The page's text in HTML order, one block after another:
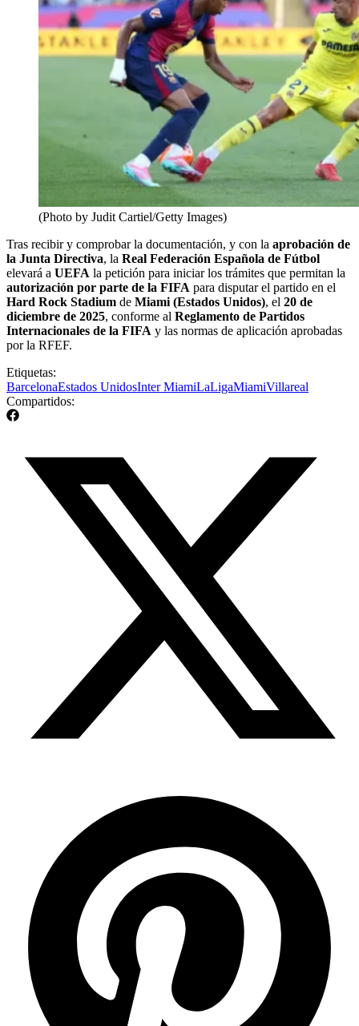
(Photo by Judit Cartiel/Getty Images)
Tras recibir y comprobar la documentación, y con la aprobación de
la Junta Directiva, la Real Federación Española de Fútbol
elevará a UEFA la petición para iniciar los trámites que permitan la
autorización por parte de la FIFA para disputar el partido en el
Hard Rock Stadium de Miami (Estados Unidos), el 20 de
diciembre de 2025, conforme al Reglamento de Partidos
Internacionales de la FIFA y las normas de aplicación aprobadas
por la RFEF.
Etiquetas:
BarcelonaEstados UnidosInter MiamiLaLigaMiamiVillareal
Compartidos: